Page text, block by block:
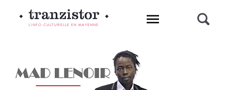
L'INFO CULTURELLE EN MAYENNE